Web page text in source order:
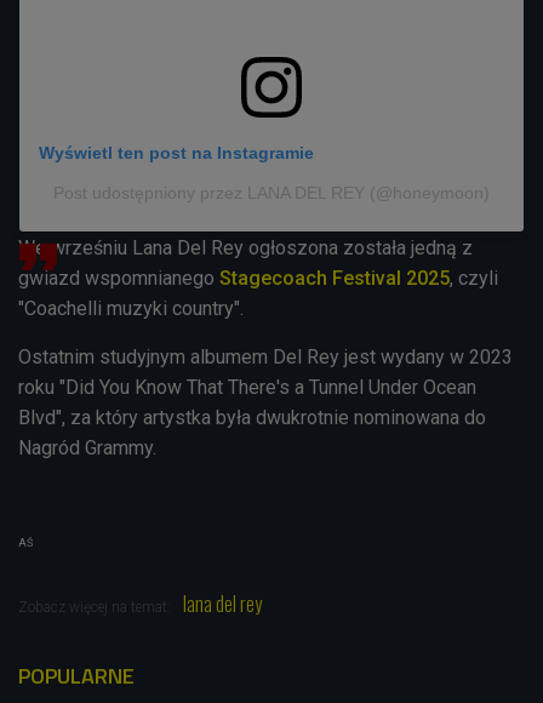
Wyświetl ten post na Instagramie
Post udostępniony przez LANA DEL REY (@honeymoon)
We wrześniu Lana Del Rey ogłoszona została jedną z
gwiazd wspomnianego Stagecoach Festival 2025, czyli
"Coachelli muzyki country".
Ostatnim studyjnym albumem Del Rey jest wydany w 2023
roku "Did You Know That There's a Tunnel Under Ocean
Blvd", za który artystka była dwukrotnie nominowana do
Nagród Grammy.
AŚ
Zobacz więcej na temat: lana del rey
POPULARNE